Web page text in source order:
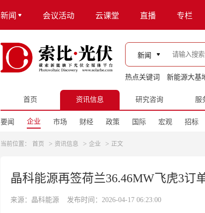
新闻 会议活动 云课堂 直播 专栏
新闻
热点关键词 新能源大基
首页 资讯信息 研究咨询 服
要闻 企业 市场 财经 政策 国际 宏观 招标
当前位置： 首页 > 资讯信息 > 企业 > 正文
晶科能源再签荷兰36.46MW飞虎3订
来源：晶科能源 发布时间：2026-04-17 06:23:00